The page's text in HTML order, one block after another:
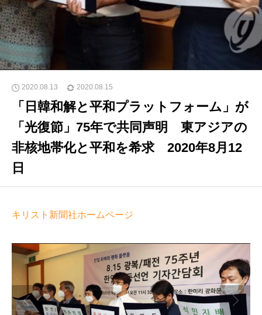
2020.08.13 2020.08.15
「日韓和解と平和プラットフォーム」が
「光復節」75年で共同声明 東アジアの
非核地帯化と平和を希求 2020年8月12
日
キリスト新聞社ホームページ